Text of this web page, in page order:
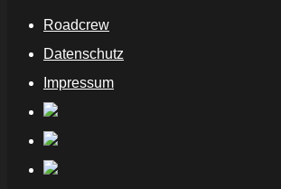
Roadcrew
Datenschutz
Impressum